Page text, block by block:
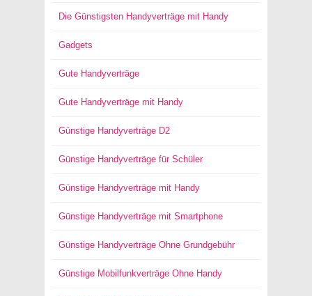
Die Günstigsten Handyverträge mit Handy
Gadgets
Gute Handyverträge
Gute Handyverträge mit Handy
Günstige Handyverträge D2
Günstige Handyverträge für Schüler
Günstige Handyverträge mit Handy
Günstige Handyverträge mit Smartphone
Günstige Handyverträge Ohne Grundgebühr
Günstige Mobilfunkverträge Ohne Handy